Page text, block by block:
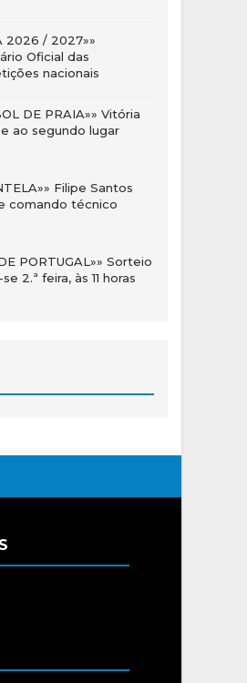
2026 / 2027»»
Oficial das
nacionais
DE PRAIA»» Vitória
ao segundo lugar
Filipe Santos
comando técnico
PORTUGAL»» Sorteio
2.ª feira, às 11 horas